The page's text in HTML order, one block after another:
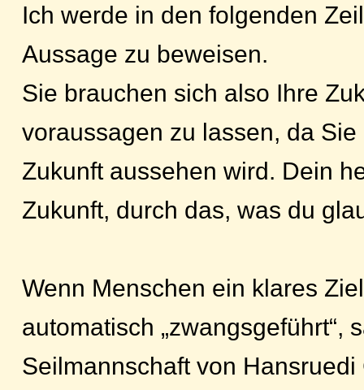
Ich werde in den folgenden
Aussage zu beweisen.
Sie brauchen sich also Ihre
voraussagen zu lassen, da
Zukunft aussehen wird. Dein
Zukunft, durch das, was du
Wenn Menschen ein klares
automatisch „zwangsgeführt“,
Seilmannschaft von